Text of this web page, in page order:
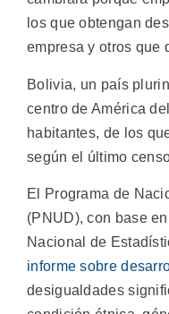
los que obtengan
empresa y otros que
Bolivia, un país
centro de América
habitantes, de los
según el último
El Programa de
(PNUD), con base
Nacional de
informe sobre
desigualdades